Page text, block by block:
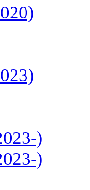
)
)